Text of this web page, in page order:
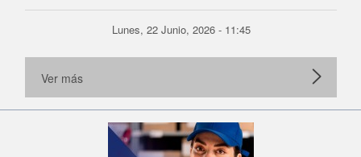
Lunes, 22 Junio, 2026 - 11:45
Ver más